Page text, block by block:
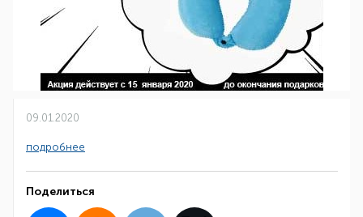
09.01.2020
подробнее
Поделиться